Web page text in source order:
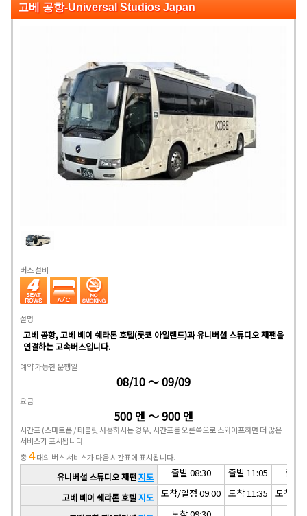
고베 공항-Universal Studios Japan
버스 설비
설명
고베 공항, 고베 베이 쉐라톤 호텔(롯코 아일랜드)과 유니버셜 스튜디오 재팬을
연결하는 고속버스입니다.
예약 가능한 운행일
08/10 ～ 09/09
요금
500 엔 ～ 900 엔
시간표 (스마트폰 / 태블릿 사용하시는 경우, 시간표를 오른쪽으로 스와이프하면 더 많은
서비스가 표시됩니다.
총4대의 버스 서비스가 다음 시간표에 표시됩니다.
유니버설 스튜디오 재팬지도 출발 08:30 출발 11:05 출발
고베 베이 쉐라톤 호텔지도 도착/일정 09:00 도착 11:35 도착/일